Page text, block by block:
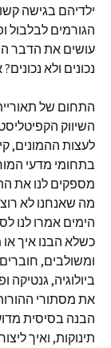
ילדיהם בגישה
הגורמים לבלבול
עושים את הדבר
נכונים ולא
התחום של
השיווק
לעצות ההמונים,
בתחומי מדעי
מספקים לנו את
מה שאנחנו לא
הימים אמרו לנו
כשלא הבנו איך
ומשולבים,
ביולוגיה,
את מסתורי
הבנה בסיסית
תינוקות, ואיך